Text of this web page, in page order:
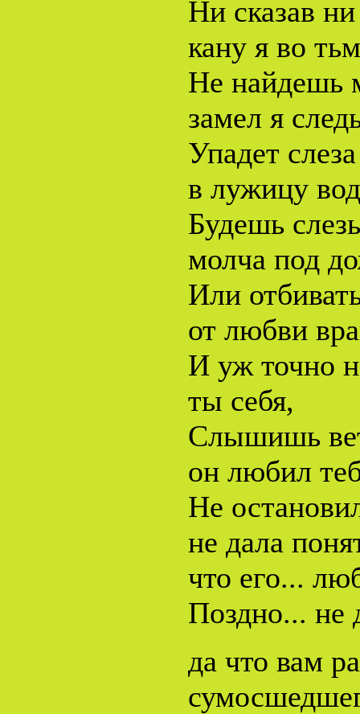
Ни сказав
кану я во
Не найдешь
замел я
Упадет
в лужицу
Будешь
молча под
Или
от любви
И уж точно
ты себя,
Слышишь
он любил
Не
не дала
что его...
Поздно... не
да что вам